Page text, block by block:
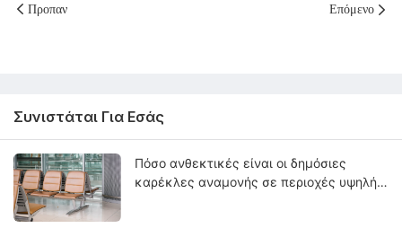
Προπαν Επόμενο
Συνιστάται Για Εσάς
Πόσο ανθεκτικές είναι οι δημόσιες
καρέκλες αναμονής σε περιοχές υψηλής